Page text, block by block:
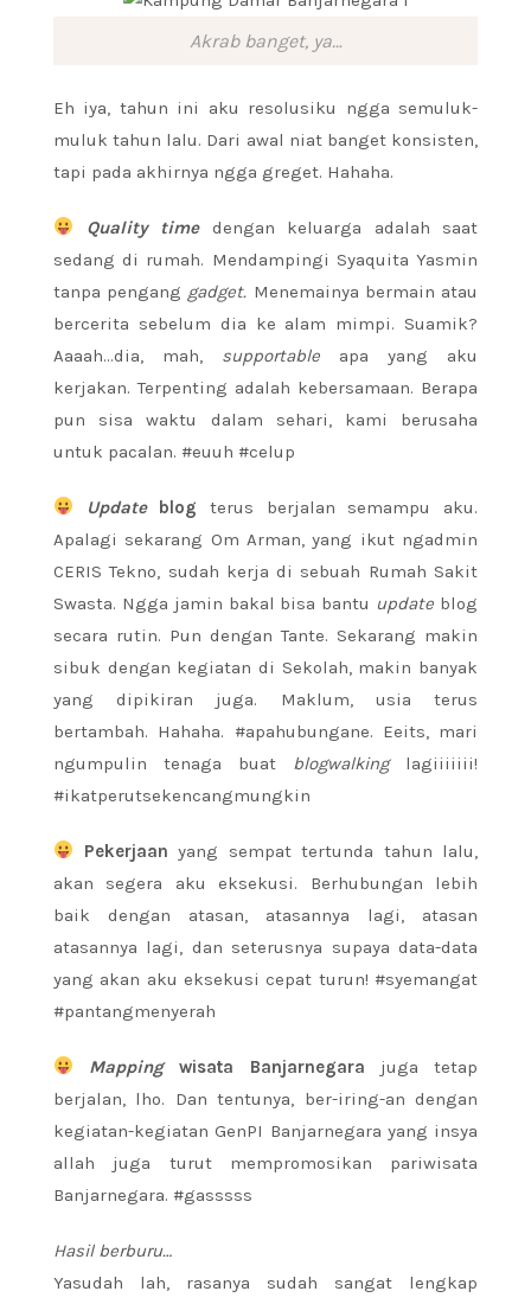
Akrab banget, ya…
Eh iya, tahun ini aku resolusiku ngga semuluk-
muluk tahun lalu. Dari awal niat banget konsisten,
tapi pada akhirnya ngga greget. Hahaha.
Quality time
dengan keluarga adalah saat
sedang di rumah. Mendampingi Syaquita Yasmin
tanpa pengang gadget. Menemainya bermain atau
bercerita sebelum dia ke alam mimpi. Suamik?
Aaaah…dia, mah, supportable apa yang aku
kerjakan. Terpenting adalah kebersamaan. Berapa
pun sisa waktu dalam sehari, kami berusaha
untuk pacalan. #euuh #celup
Update blog terus berjalan semampu aku.
Apalagi sekarang Om Arman, yang ikut ngadmin
CERIS Tekno, sudah kerja di sebuah Rumah Sakit
Swasta. Ngga jamin bakal bisa bantu update blog
secara rutin. Pun dengan Tante. Sekarang makin
sibuk dengan kegiatan di Sekolah, makin banyak
yang dipikiran juga. Maklum, usia terus
bertambah. Hahaha. #apahubungane. Eeits, mari
ngumpulin tenaga buat blogwalking lagiiiiiii!
#ikatperutsekencangmungkin
Pekerjaan yang sempat tertunda tahun lalu,
akan segera aku eksekusi. Berhubungan lebih
baik dengan atasan, atasannya lagi, atasan
atasannya lagi, dan seterusnya supaya data-data
yang akan aku eksekusi cepat turun! #syemangat
#pantangmenyerah
Mappingwisata Banjarnegara juga tetap
berjalan, lho. Dan tentunya, ber-iring-an dengan
kegiatan-kegiatan GenPI Banjarnegara yang insya
allah juga turut mempromosikan pariwisata
Banjarnegara. #gasssss
Hasil berburu…
Yasudah lah, rasanya sudah sangat lengkap